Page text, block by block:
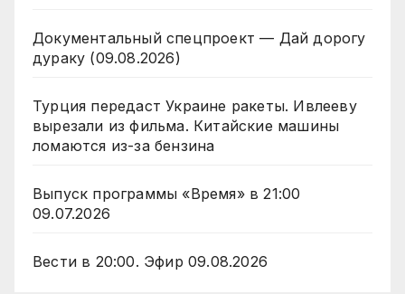
Документальный спецпроект — Дай дорогу
дураку (09.08.2026)
Турция передаст Украине ракеты. Ивлееву
вырезали из фильма. Китайские машины
ломаются из-за бензина
Выпуск программы «Время» в 21:00
09.07.2026
Вести в 20:00. Эфир 09.08.2026